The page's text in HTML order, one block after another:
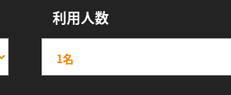
利用人数